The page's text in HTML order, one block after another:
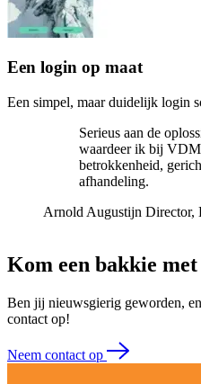
Een login op maat
Een simpel, maar duidelijk login
Serieus aan de
waardeer ik bij
betrokkenheid,
afhandeling.
Arnold Augustijn Director,
Kom een bakkie met
Ben jij nieuwsgierig geworden,
contact op!
Neem contact op